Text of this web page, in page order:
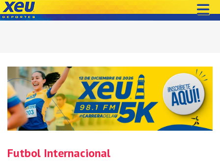
Futbol Internacional